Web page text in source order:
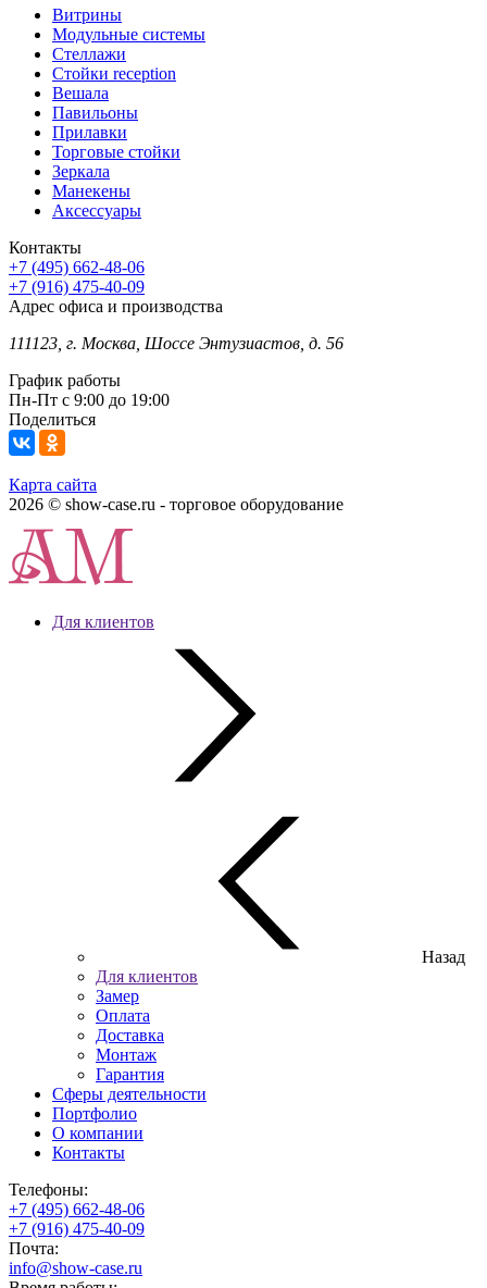
Витрины
Модульные системы
Стеллажи
Стойки reception
Вешала
Павильоны
Прилавки
Торговые стойки
Зеркала
Манекены
Аксессуары
Контакты
+7 (495) 662-48-06
+7 (916) 475-40-09
Адрес офиса и производства
111123, г. Москва, Шоссе Энтузиастов, д. 56
График работы
Пн-Пт с 9:00 до 19:00
Поделиться
Карта сайта
2026 © show-case.ru - торговое оборудование
Для клиентов
Назад
Для клиентов
Замер
Оплата
Доставка
Монтаж
Гарантия
Сферы деятельности
Портфолио
О компании
Контакты
Телефоны:
+7 (495) 662-48-06
+7 (916) 475-40-09
Почта:
info@show-case.ru